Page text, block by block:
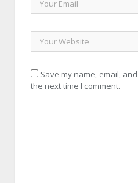
Save my name, email,
the next time I comment.